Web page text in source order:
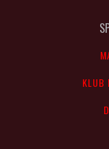
KLUB